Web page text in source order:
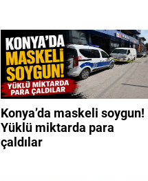
Konya’da maskeli soygun!
Yüklü miktarda para
çaldılar